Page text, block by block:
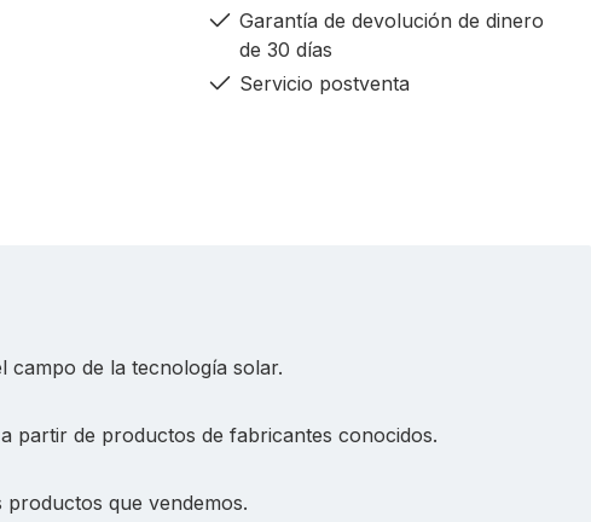
Garantía de devolución de dinero
de 30 días
Servicio postventa
campo de la tecnología solar.
partir de productos de fabricantes conocidos.
productos que vendemos.